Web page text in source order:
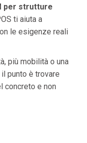
per strutture
ti aiuta a
le esigenze reali
più mobilità o una
punto è trovare
concreto e non